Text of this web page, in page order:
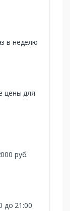
в неделю
цены для
руб.
до 21:00